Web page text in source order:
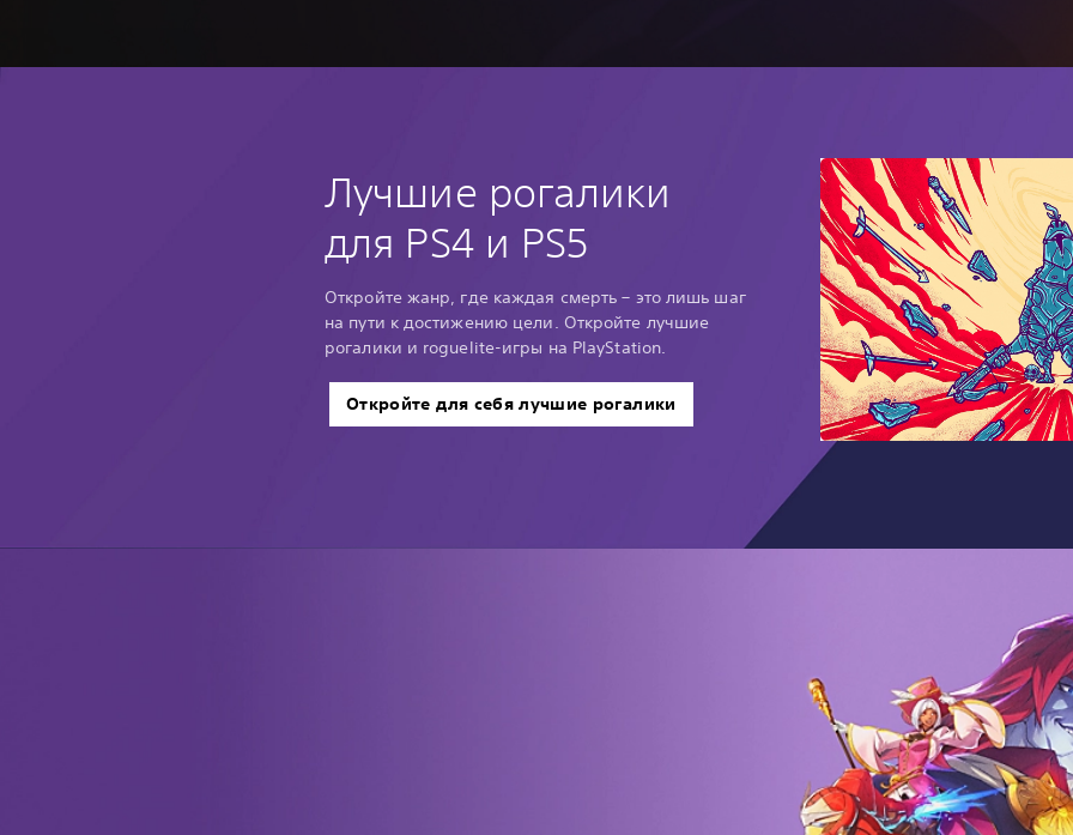
Лучшие рогалики
для PS4 и PS5
Откройте жанр, где каждая смерть – это лишь шаг
на пути к достижению цели. Откройте лучшие
рогалики и roguelite-игры на PlayStation.
Откройте для себя лучшие рогалики